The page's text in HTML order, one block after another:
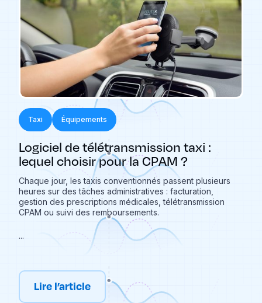
Taxi Équipements
Logiciel de télétransmission taxi :
lequel choisir pour la CPAM ?
Chaque jour, les taxis conventionnés passent plusieurs
heures sur des tâches administratives : facturation,
gestion des prescriptions médicales, télétransmission
CPAM ou suivi des remboursements.
...
Lire l’article